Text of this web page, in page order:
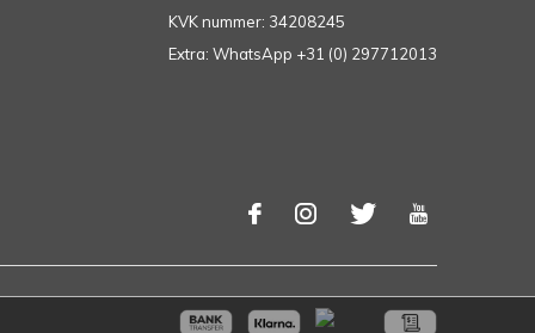
KVK nummer: 34208245
Extra: WhatsApp +31 (0) 297712013